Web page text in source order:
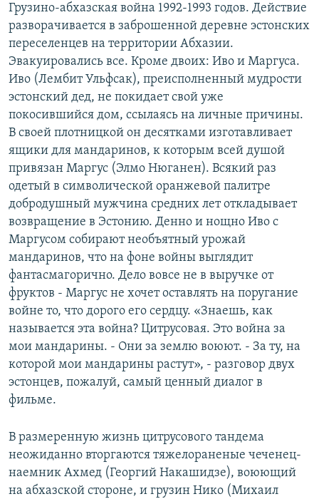
Грузино-абхазская война 1992-1993 годов. Действие
разворачивается в заброшенной деревне эстонских
переселенцев на территории Абхазии.
Эвакуировались все. Кроме двоих: Иво и Маргуса.
Иво (Лембит Ульфсак), преисполненный мудрости
эстонский дед, не покидает свой уже
покосившийся дом, ссылаясь на личные причины.
В своей плотницкой он десятками изготавливает
ящики для мандаринов, к которым всей душой
привязан Маргус (Элмо Нюганен). Всякий раз
одетый в символической оранжевой палитре
добродушный мужчина средних лет откладывает
возвращение в Эстонию. Денно и нощно Иво с
Маргусом собирают необъятный урожай
мандаринов, что на фоне войны выглядит
фантасмагорично. Дело вовсе не в выручке от
фруктов - Маргус не хочет оставлять на поругание
войне то, что дорого его сердцу. «Знаешь, как
называется эта война? Цитрусовая. Это война за
мои мандарины. - Они за землю воюют. - За ту, на
которой мои мандарины растут», - разговор двух
эстонцев, пожалуй, самый ценный диалог в
фильме.
В размеренную жизнь цитрусового тандема
неожиданно вторгаются тяжелораненые чеченец-
наемник Ахмед (Георгий Накашидзе), воюющий
на абхазской стороне, и грузин Нико (Михаил